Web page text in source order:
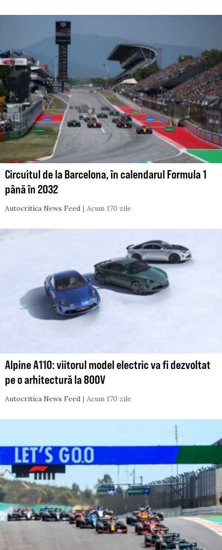
Circuitul de la Barcelona, în calendarul Formula 1
până în 2032
Autocritica News Feed Acum 170 zile
Alpine A110: viitorul model electric va fi dezvoltat
pe o arhitectură la 800V
Autocritica News Feed Acum 170 zile